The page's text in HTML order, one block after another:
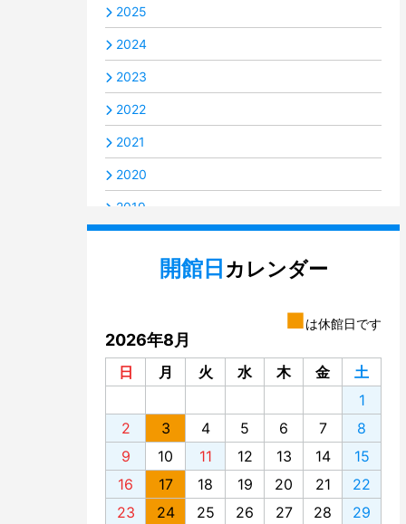
2025
2024
2023
2022
2021
2020
2019
2014
2013
2011
2010
2009
開館日 カレンダー
■は休館日です
2026年8月
日 月 火 水 木 金
土
1
2
3 4 5 6 7
8
9
10 11 12 13 14
15
16
17 18 19 20 21
22
23
24 25 26 27 28
29